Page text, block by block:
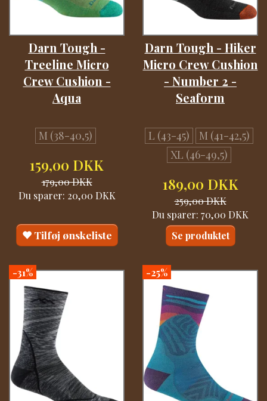
Darn Tough -
Treeline Micro
Crew Cushion -
Aqua
M (38-40,5)
159,00 DKK
179,00 DKK
Du sparer: 20,00 DKK
Tilføj ønskeliste
Darn Tough - Hiker
Micro Crew Cushion
- Number 2 -
Seaform
L (43-45)
M (41-42,5)
XL (46-49,5)
189,00 DKK
259,00 DKK
Du sparer: 70,00 DKK
Se produktet
-31% -25%